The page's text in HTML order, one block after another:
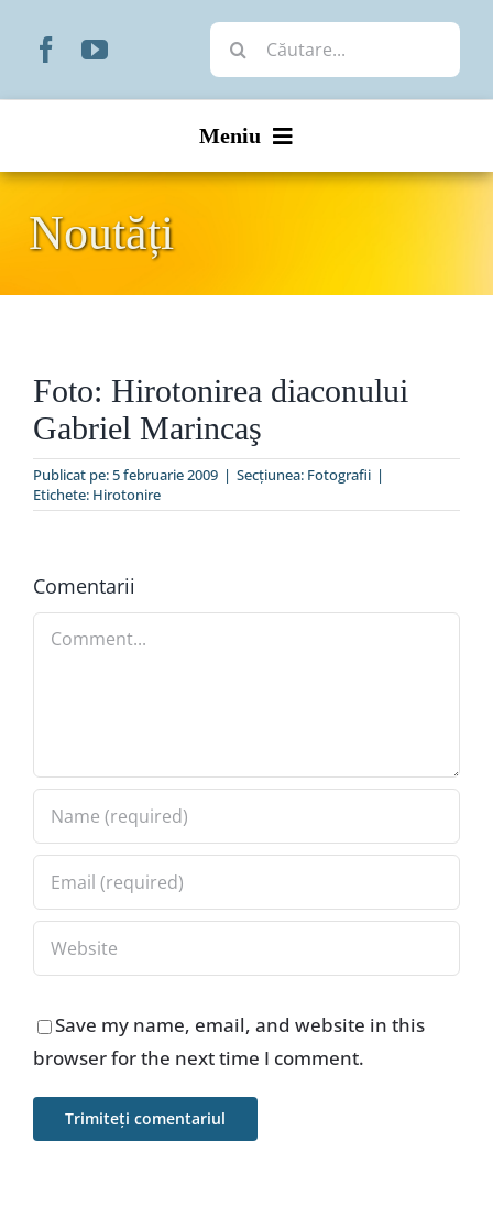
Cautare...
Meniu
Organizare
Liturgic
Special
Noutăți
Foto: Hirotonirea diaconului
Gabriel Marincaş
Publicat pe: 5 februarie 2009 | Secțiunea: Fotografii |
Etichete: Hirotonire
Comentarii
Comment
Save my name, email, and website in this
browser for the next time I comment.